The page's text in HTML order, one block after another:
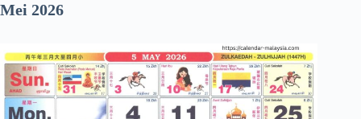
Mei 2026